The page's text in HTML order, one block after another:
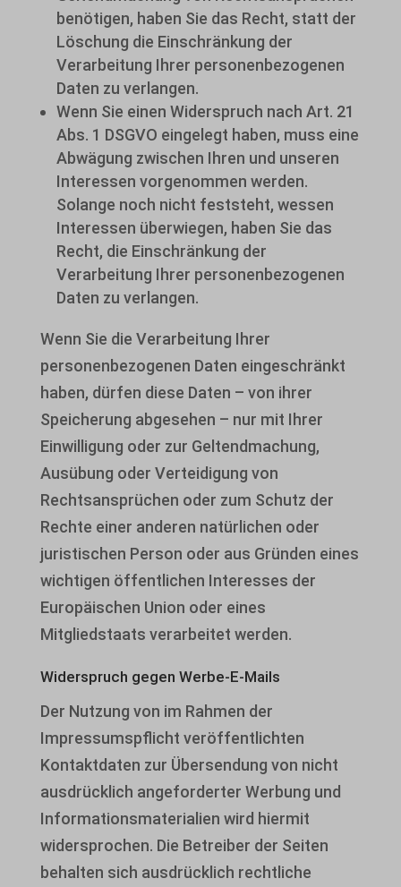
benötigen, haben Sie das Recht, statt der
Löschung die Einschränkung der
Verarbeitung Ihrer personenbezogenen
Daten zu verlangen.
Wenn Sie einen Widerspruch nach Art. 21
Abs. 1 DSGVO eingelegt haben, muss eine
Abwägung zwischen Ihren und unseren
Interessen vorgenommen werden.
Solange noch nicht feststeht, wessen
Interessen überwiegen, haben Sie das
Recht, die Einschränkung der
Verarbeitung Ihrer personenbezogenen
Daten zu verlangen.
Wenn Sie die Verarbeitung Ihrer
personenbezogenen Daten eingeschränkt
haben, dürfen diese Daten – von ihrer
Speicherung abgesehen – nur mit Ihrer
Einwilligung oder zur Geltendmachung,
Ausübung oder Verteidigung von
Rechtsansprüchen oder zum Schutz der
Rechte einer anderen natürlichen oder
juristischen Person oder aus Gründen eines
wichtigen öffentlichen Interesses der
Europäischen Union oder eines
Mitgliedstaats verarbeitet werden.
Widerspruch gegen Werbe-E-Mails
Der Nutzung von im Rahmen der
Impressumspflicht veröffentlichten
Kontaktdaten zur Übersendung von nicht
ausdrücklich angeforderter Werbung und
Informationsmaterialien wird hiermit
widersprochen. Die Betreiber der Seiten
behalten sich ausdrücklich rechtliche